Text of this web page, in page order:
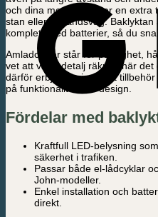
och dina medtrafikanter en extra
stan eller på landsväg.
komplett med batterier, så du
Amladcyklar står för pålitlighet,
vet att varje detalj räknas när det
därför erbjuder vi endast
på funktionalitet och design.
Fördelar med
Kraftfull LED-belysning
säkerhet i trafiken.
Passar både el-lådcyklar
John-modeller.
Enkel installation och
direkt.